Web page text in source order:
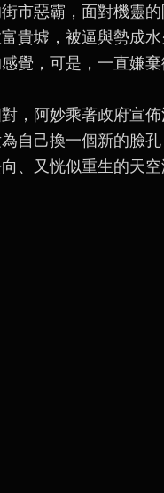
市惡霸，面對機靈
貴墟，被逼與勢成
覺，可是，一直嫌
，阿妙乘著政府宣
自己換一個新的臉
、又恍似重生的天空